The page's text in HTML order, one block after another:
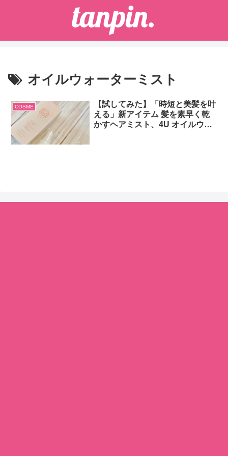
オイルウォーターミスト
COSME
【試してみた】「時短と美髪を叶
える」新アイテム 髪を素早く乾
かすヘアミスト、4U オイルウォ